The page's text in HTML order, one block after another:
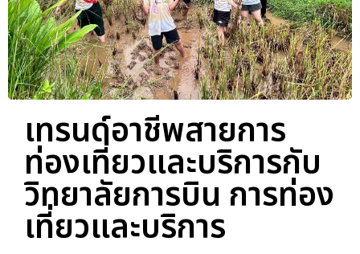
เทรนด์อาชีพสายการ
ท่องเที่ยวและบริการกับ
วิทยาลัยการบิน การท่อง
เที่ยวและบริการ